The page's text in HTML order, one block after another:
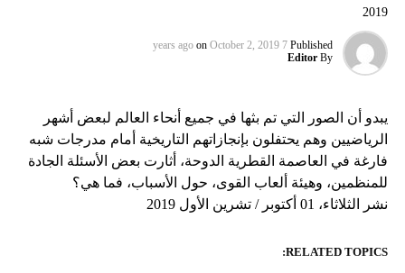
2019
Published
7 years ago
on October 2, 2019
By
Editor
يبدو أن الصور التي تم بثها في جميع أنحاء العالم لبعض أشهر
الرياضيين وهم يحتفلون بإنجازاتهم التاريخية أمام مدرجات شبه
فارغة في العاصمة القطرية الدوحة، أثارت بعض الأسئلة الجادة
للمنظمين، وهيئة ألعاب القوى، حول الأسباب، فما هي؟
نشر الثلاثاء، 01 أكتوبر / تشرين الأول 2019
RELATED TOPICS: